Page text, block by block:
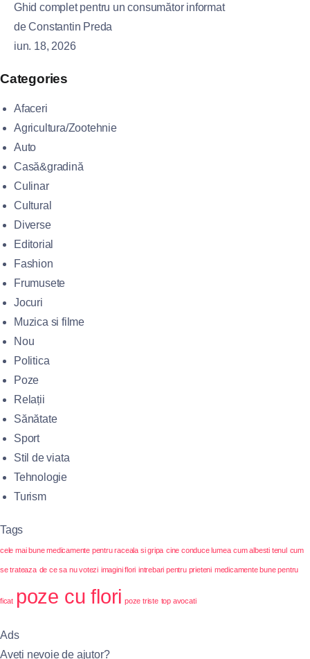
Ghid complet pentru un consumător informat
de Constantin Preda
iun. 18, 2026
Categories
Afaceri
Agricultura/Zootehnie
Auto
Casă&gradină
Culinar
Cultural
Diverse
Editorial
Fashion
Frumusete
Jocuri
Muzica si filme
Nou
Politica
Poze
Relații
Sănătate
Sport
Stil de viata
Tehnologie
Turism
Tags
cele mai bune medicamente pentru raceala si gripa cine conduce lumea cum albesti tenul cum
se trateaza de ce sa nu votezi imagini flori intrebari pentru prieteni medicamente bune pentru
ficat poze cu flori poze triste top avocati
Ads
Aveți nevoie de ajutor?